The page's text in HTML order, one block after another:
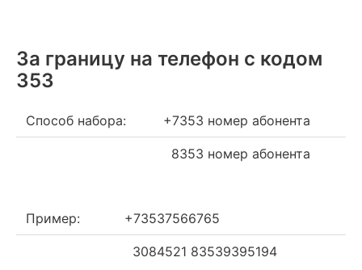
За границу на телефон c кодом
353
Способ набора: +7353 номер абонента
8353 номер абонента
Пример: +73537566765
3084521 83539395194